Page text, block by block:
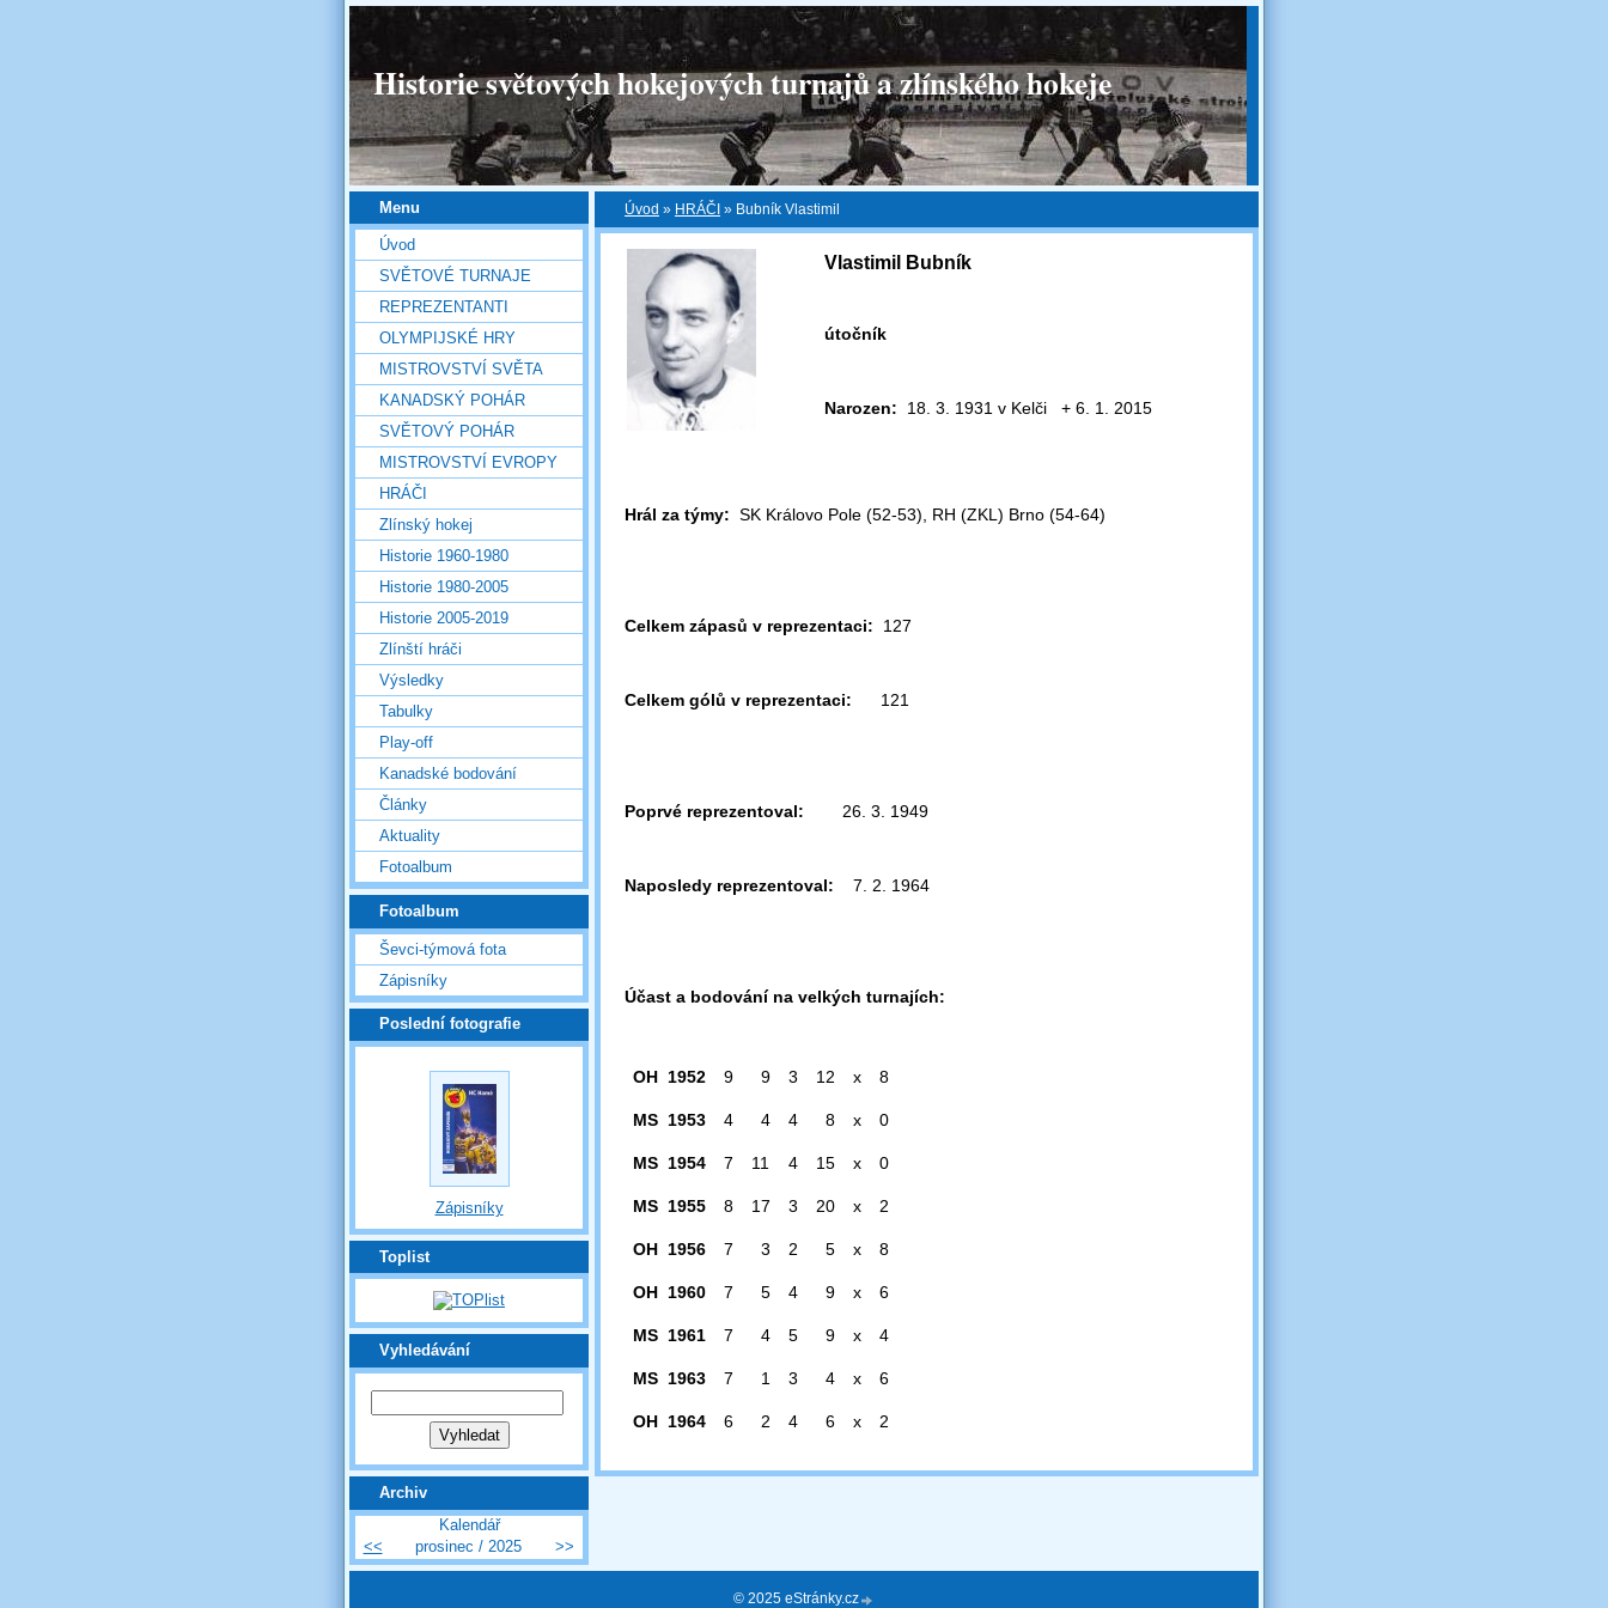
Historie světových hokejových turnajů a zlínského hokeje
Úvod » HRÁČI » Bubník Vlastimil
Vlastimil Bubník
útočník
Narozen: 18. 3. 1931 v Kelči + 6. 1. 2015
Hrál za týmy: SK Královo Pole (52-53), RH (ZKL) Brno (54-64)
Celkem zápasů v reprezentaci: 127
Celkem gólů v reprezentaci: 121
Poprvé reprezentoval: 26. 3. 1949
Naposledy reprezentoval: 7. 2. 1964
Účast a bodování na velkých turnajích:
OH 1952 9 9 3 12 x 8
MS 1953 4 4 4 8 x 0
MS 1954 7 11 4 15 x 0
MS 1955 8 17 3 20 x 2
OH 1956 7 3 2 5 x 8
OH 1960 7 5 4 9 x 6
MS 1961 7 4 5 9 x 4
MS 1963 7 1 3 4 x 6
OH 1964 6 2 4 6 x 2
Menu
Úvod
SVĚTOVÉ TURNAJE
REPREZENTANTI
OLYMPIJSKÉ HRY
MISTROVSTVÍ SVĚTA
KANADSKÝ POHÁR
SVĚTOVÝ POHÁR
MISTROVSTVÍ EVROPY
HRÁČI
Zlínský hokej
Historie 1960-1980
Historie 1980-2005
Historie 2005-2019
Zlínští hráči
Výsledky
Tabulky
Play-off
Kanadské bodování
Články
Aktuality
Fotoalbum
Fotoalbum
Ševci-týmová fota
Zápisníky
Poslední fotografie
Zápisníky
Toplist
Vyhledávání
Archiv
Kalendář
<<
prosinec / 2025 >>
© 2025 eStránky.cz